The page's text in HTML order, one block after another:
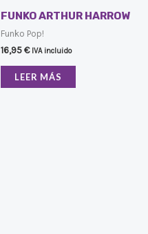
FUNKO ARTHUR HARROW
Funko Pop!
16,95€ IVA incluido
LEER MÁS